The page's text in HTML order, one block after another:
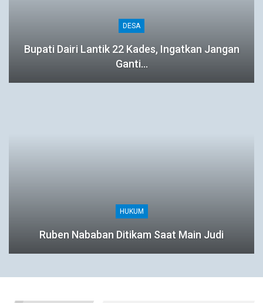
DESA
Bupati Dairi Lantik 22 Kades, Ingatkan Jangan
Ganti…
HUKUM
Ruben Nababan Ditikam Saat Main Judi